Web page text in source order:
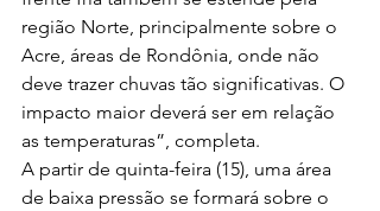
região Norte, principalmente sobre o
Acre, áreas de Rondônia, onde não
deve trazer chuvas tão significativas. O
impacto maior deverá ser em relação
as temperaturas”, completa.
A partir de quinta-feira (15), uma área
de baixa pressão se formará sobre o